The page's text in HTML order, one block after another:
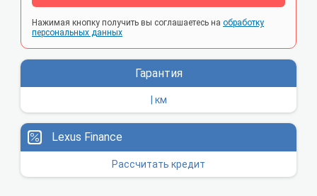
Нажимая кнопку получить вы соглашаетесь на обработку
персональных данных
Гарантия
| км
Lexus Finance
Рассчитать кредит